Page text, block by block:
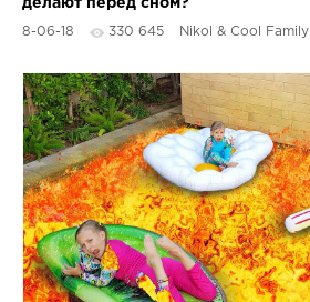
делают перед сном?
8-06-18 330 645 Nikol & Cool Family